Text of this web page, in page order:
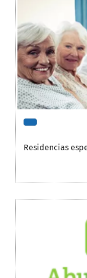
Residencias